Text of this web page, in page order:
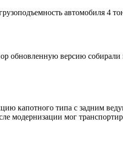
автомобиля 4
обновленную версию собирали
капотного типа с задним
модернизации мог